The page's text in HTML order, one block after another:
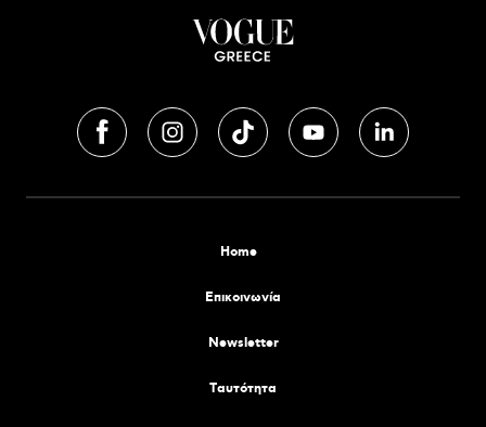
Home
Επικοινωνία
Newsletter
Tαυτότητα